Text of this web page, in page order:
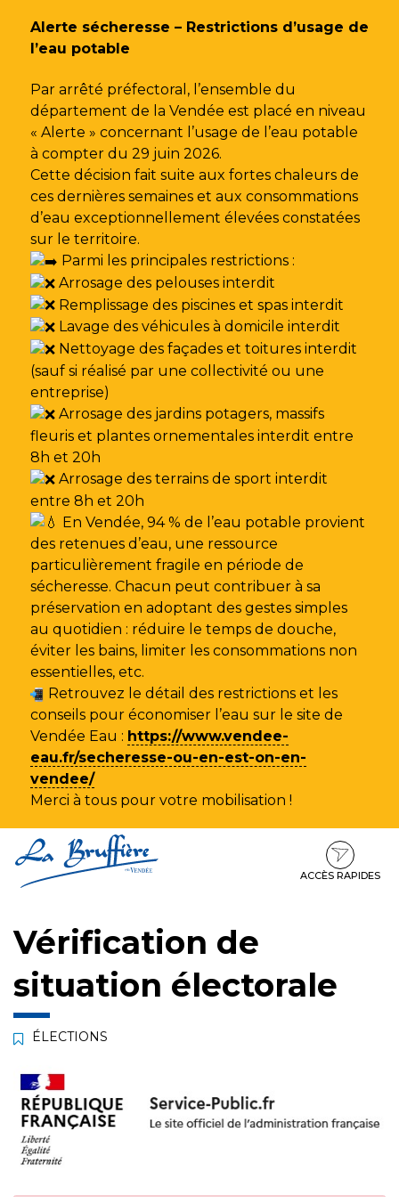
Alerte sécheresse – Restrictions d’usage de
l’eau potable
Par arrêté préfectoral, l’ensemble du
département de la Vendée est placé en niveau
« Alerte » concernant l’usage de l’eau potable
à compter du 29 juin 2026.
Cette décision fait suite aux fortes chaleurs de
ces dernières semaines et aux consommations
d’eau exceptionnellement élevées constatées
sur le territoire.
Parmi les principales restrictions :
Arrosage des pelouses interdit
Remplissage des piscines et spas interdit
Lavage des véhicules à domicile interdit
Nettoyage des façades et toitures interdit
(sauf si réalisé par une collectivité ou une
entreprise)
Arrosage des jardins potagers, massifs
fleuris et plantes ornementales interdit entre
8h et 20h
Arrosage des terrains de sport interdit
entre 8h et 20h
En Vendée, 94 % de l’eau potable provient
des retenues d’eau, une ressource
particulièrement fragile en période de
sécheresse. Chacun peut contribuer à sa
préservation en adoptant des gestes simples
au quotidien : réduire le temps de douche,
éviter les bains, limiter les consommations non
essentielles, etc.
Retrouvez le détail des restrictions et les
conseils pour économiser l’eau sur le site de
Vendée Eau : https://www.vendee-
eau.fr/secheresse-ou-en-est-on-en-
vendee/
Merci à tous pour votre mobilisation !
au
contenu
au
ACCÈS RAPIDES
Vérification de
situation électorale
ÉLECTIONS